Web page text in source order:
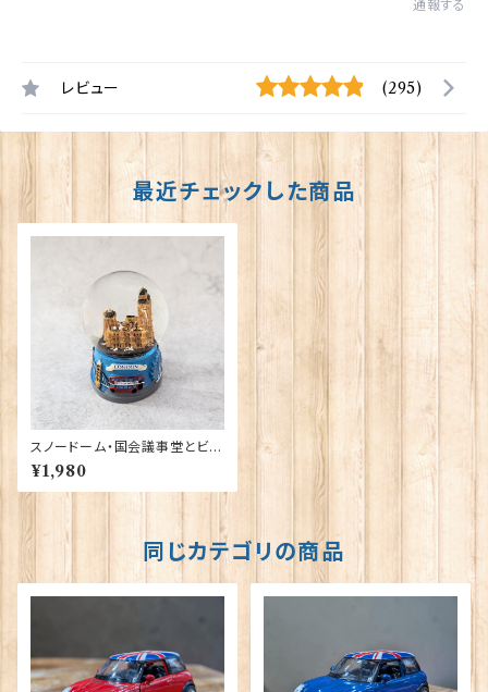
通報する
レビュー (295)
最近チェックした商品
スノードーム・国会議事堂とビッ
グベン Elgate Products 40
155
¥1,980
同じカテゴリの商品